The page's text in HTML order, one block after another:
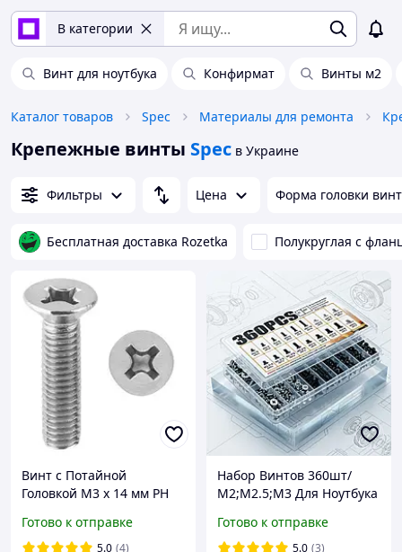
В категории
Винт для ноутбука Конфирмат Винты м2
Каталог товаров Spec Материалы для ремонта
Крепежные винты Spec в Украине
Фильтры Цена Форма головки
Бесплатная доставка Rozetka Полукруглая с
Винт с Потайной
Головкой М3 х 14 мм PH
Готово к отправке
5.0 (4)
Набор Винтов 360шт/
М2;М2.5;М3 Для Ноутбука
067360)
Готово к отправке
5.0 (3)